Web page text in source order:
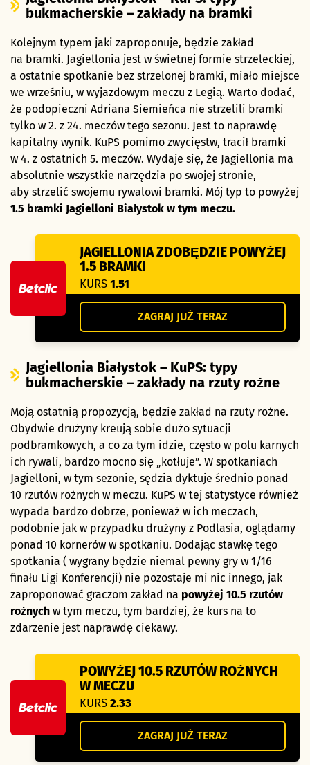
bukmacherskie – zakłady na bramki
Kolejnym typem jaki zaproponuje, będzie zakład
na bramki. Jagiellonia jest w świetnej formie strzeleckiej,
a ostatnie spotkanie bez strzelonej bramki, miało miejsce
we wrześniu, w wyjazdowym meczu z Legią. Warto dodać,
że podopieczni Adriana Siemieńca nie strzelili bramki
tylko w 2. z 24. meczów tego sezonu. Jest to naprawdę
kapitalny wynik. KuPS pomimo zwycięstw, tracił bramki
w 4. z ostatnich 5. meczów. Wydaje się, że Jagiellonia ma
absolutnie wszystkie narzędzia po swojej stronie,
aby strzelić swojemu rywalowi bramki. Mój typ to powyżej
1.5 bramki Jagielloni Białystok w tym meczu.
JAGIELLONIA ZDOBĘDZIE POWYŻEJ
1.5 BRAMKI
KURS 1.51
ZAGRAJ JUŻ TERAZ
Jagiellonia Białystok – KuPS: typy
bukmacherskie – zakłady na rzuty rożne
Moją ostatnią propozycją, będzie zakład na rzuty rożne.
Obydwie drużyny kreują sobie dużo sytuacji
podbramkowych, a co za tym idzie, często w polu karnych
ich rywali, bardzo mocno się „kotłuje”. W spotkaniach
Jagielloni, w tym sezonie, sędzia dyktuje średnio ponad
10 rzutów rożnych w meczu. KuPS w tej statystyce również
wypada bardzo dobrze, ponieważ w ich meczach,
podobnie jak w przypadku drużyny z Podlasia, oglądamy
ponad 10 kornerów w spotkaniu. Dodając stawkę tego
spotkania ( wygrany będzie niemal pewny gry w 1/16
finału Ligi Konferencji) nie pozostaje mi nic innego, jak
zaproponować graczom zakład na powyżej 10.5 rzutów
rożnych w tym meczu, tym bardziej, że kurs na to
zdarzenie jest naprawdę ciekawy.
POWYŻEJ 10.5 RZUTÓW ROŻNYCH
W MECZU
KURS 2.33
ZAGRAJ JUŻ TERAZ